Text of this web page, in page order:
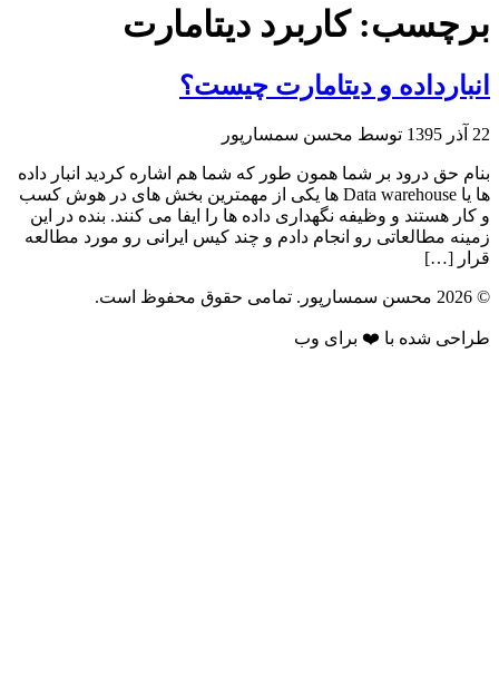
برچسب:کاربرد دیتامارت
انبارداده و دیتامارت چیست؟
22 آذر 1395 توسط محسن سمسارپور
بنام حق درود بر شما همون طور که شما هم اشاره کردید انبار داده
ها یا Data warehouse ها یکی از مهمترین بخش های در هوش کسب
و کار هستند و وظیفه نگهداری داده ها را ایفا می کنند. بنده در این
زمینه مطالعاتی رو انجام دادم و چند کیس ایرانی رو مورد مطالعه
قرار […]
© 2026 محسن سمسارپور. تمامی حقوق محفوظ است.
طراحی شده با ❤️ برای وب